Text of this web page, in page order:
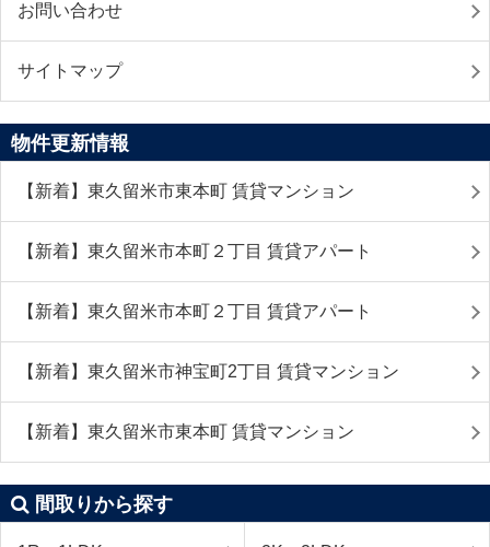
お問い合わせ
サイトマップ
物件更新情報
【新着】東久留米市東本町 賃貸マンション
【新着】東久留米市本町２丁目 賃貸アパート
【新着】東久留米市本町２丁目 賃貸アパート
【新着】東久留米市神宝町2丁目 賃貸マンション
【新着】東久留米市東本町 賃貸マンション
間取りから探す